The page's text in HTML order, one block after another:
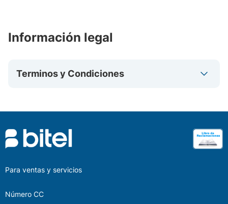
Información legal
Terminos y Condiciones
Para ventas y servicios
Número CC